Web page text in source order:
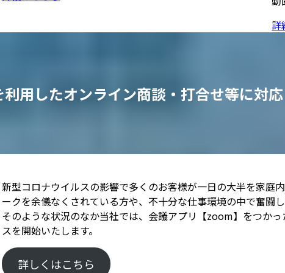
詳
用したオンライン商談・打合せ等に対
新型コロナウイルスの影響で多くのお客様が一日の大半を家庭
ークを余儀なくされている方や、不十分な仕事環境の中で奮闘
そのような状況のなか当社では、会議アプリ【zoom】をつか
スを開始いたします。
詳しくはこちら